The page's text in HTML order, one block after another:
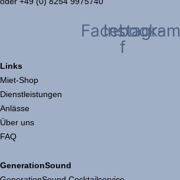
Facebook-
f
Instagram
Links
Miet-Shop
Dienstleistungen
Anlässe
Über uns
FAQ
GenerationSound